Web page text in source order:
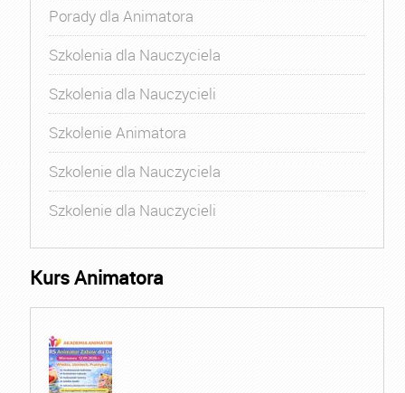
Porady dla Animatora
Szkolenia dla Nauczyciela
Szkolenia dla Nauczycieli
Szkolenie Animatora
Szkolenie dla Nauczyciela
Szkolenie dla Nauczycieli
Kurs Animatora